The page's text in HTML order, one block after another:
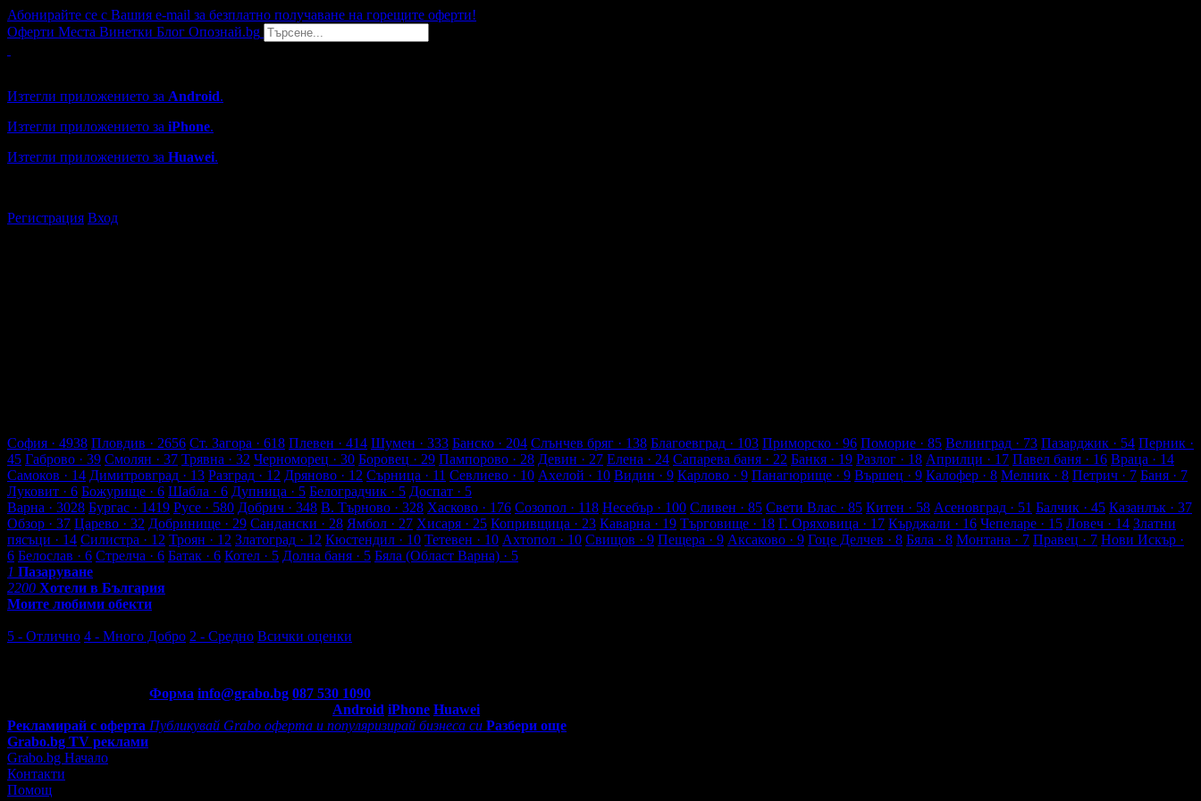
Абонирайте се с Вашия e-mail за безплатно получаване на горещите оферти!
Оферти Места Винетки Блог Опознай.bg
Изтегли приложението за Android.
Изтегли приложението за iPhone.
Изтегли приложението за Huawei.
Регистрация Вход
София · 4938 Пловдив · 2656 Ст. Загора · 618 Плевен · 414 Шумен · 333 Банско · 204 Слънчев бряг · 138 Благоевград · 103 Приморско · 96 Поморие · 85 Велинград · 73 Пазарджик · 54 Перник ·
45 Габрово · 39 Смолян · 37 Трявна · 32 Черноморец · 30 Боровец · 29 Пампорово · 28 Девин · 27 Елена · 24 Сапарева баня · 22 Банкя · 19 Разлог · 18 Априлци · 17 Павел баня · 16 Враца · 14
Самоков · 14 Димитровград · 13 Разград · 12 Дряново · 12 Сърница · 11 Севлиево · 10 Ахелой · 10 Видин · 9 Карлово · 9 Панагюрище · 9 Вършец · 9 Калофер · 8 Мелник · 8 Петрич · 7 Баня · 7
Луковит · 6 Божурище · 6 Шабла · 6 Дупница · 5 Белоградчик · 5 Доспат · 5
Варна · 3028 Бургас · 1419 Русе · 580 Добрич · 348 В. Търново · 328 Хасково · 176 Созопол · 118 Несебър · 100 Сливен · 85 Свети Влас · 85 Китен · 58 Асеновград · 51 Балчик · 45 Казанлък · 37
Обзор · 37 Царево · 32 Добринище · 29 Сандански · 28 Ямбол · 27 Хисаря · 25 Копривщица · 23 Каварна · 19 Търговище · 18 Г. Оряховица · 17 Кърджали · 16 Чепеларе · 15 Ловеч · 14 Златни
пясъци · 14 Силистра · 12 Троян · 12 Златоград · 12 Кюстендил · 10 Тетевен · 10 Ахтопол · 10 Свищов · 9 Пещера · 9 Аксаково · 9 Гоце Делчев · 8 Бяла · 8 Монтана · 7 Правец · 7 Нови Искър ·
6 Белослав · 6 Стрелча · 6 Батак · 6 Котел · 5 Долна баня · 5 Бяла (Област Варна) · 5
1 Пазаруване
2200 Хотели в България
Моите любими обекти
5 - Отлично 4 - Много Добро 2 - Средно Всички оценки
Форма info@grabo.bg 087 530 1090
Android iPhone Huawei
Рекламирай с оферта Публикувай Grabo оферта и популяризирай бизнеса си Разбери още
Grabo.bg TV реклами
Grabo.bg Начало
Контакти
Помощ